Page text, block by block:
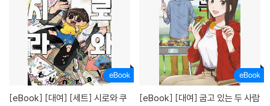
[eBook] [eBook]